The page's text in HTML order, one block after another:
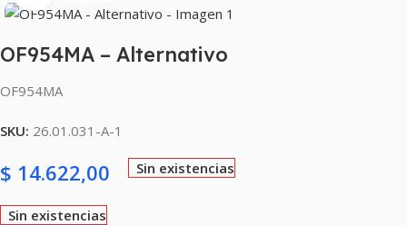
OF954MA – Alternativo
OF954MA
SKU: 26.01.031-A-1
$ 14.622,00 Sin existencias
Sin existencias